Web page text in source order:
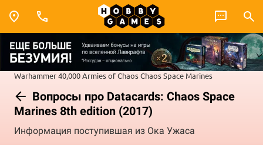
Warhammer 40,000Armies of ChaosChaos Space Marines
Вопросы про Datacards: Chaos Space
Marines 8th edition (2017)
Информация поступившая из Ока Ужаса